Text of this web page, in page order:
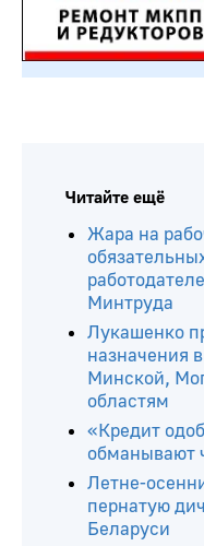
Читайте ещё
Жара на
Минтруда
Лукашенко
назначения
Минской,
областям
«Кредит
обманывают
Летне-
пернатую
Беларуси